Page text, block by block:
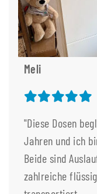
Meli
"Diese Dosen
Jahren und ich
Beide sind
zahlreiche